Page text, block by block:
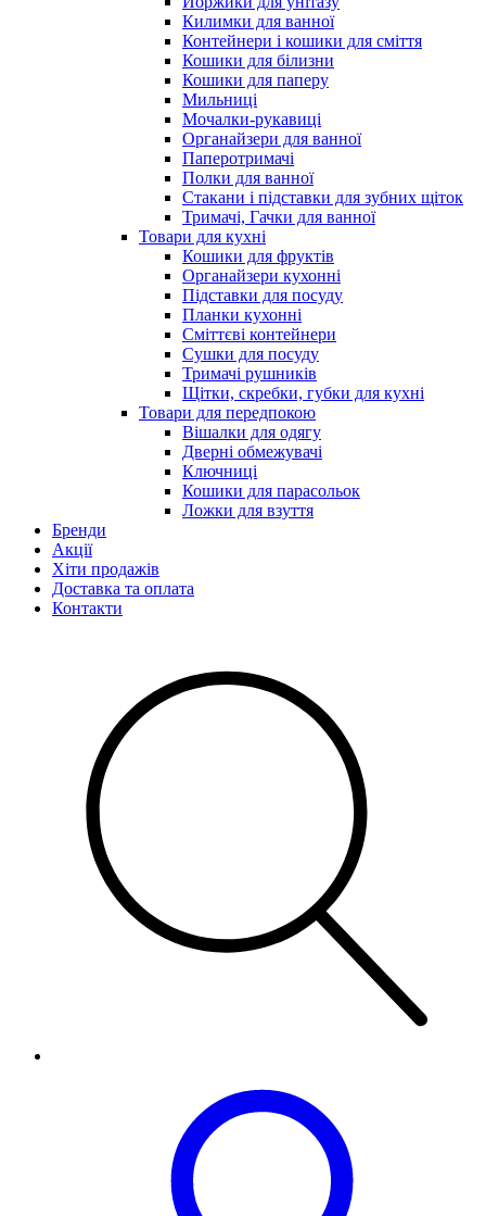
Килимки для ванної
Контейнери і кошики для сміття
Кошики для білизни
Кошики для паперу
Мильниці
Мочалки-рукавиці
Органайзери для ванної
Паперотримачі
Полки для ванної
Стакани і підставки для зубних щіток
Тримачі, Гачки для ванної
Товари для кухні
Кошики для фруктів
Органайзери кухонні
Підставки для посуду
Планки кухонні
Сміттєві контейнери
Сушки для посуду
Тримачі рушників
Щітки, скребки, губки для кухні
Товари для передпокою
Вішалки для одягу
Дверні обмежувачі
Ключниці
Кошики для парасольок
Ложки для взуття
Бренди
Акції
Хіти продажів
Доставка та оплата
Контакти